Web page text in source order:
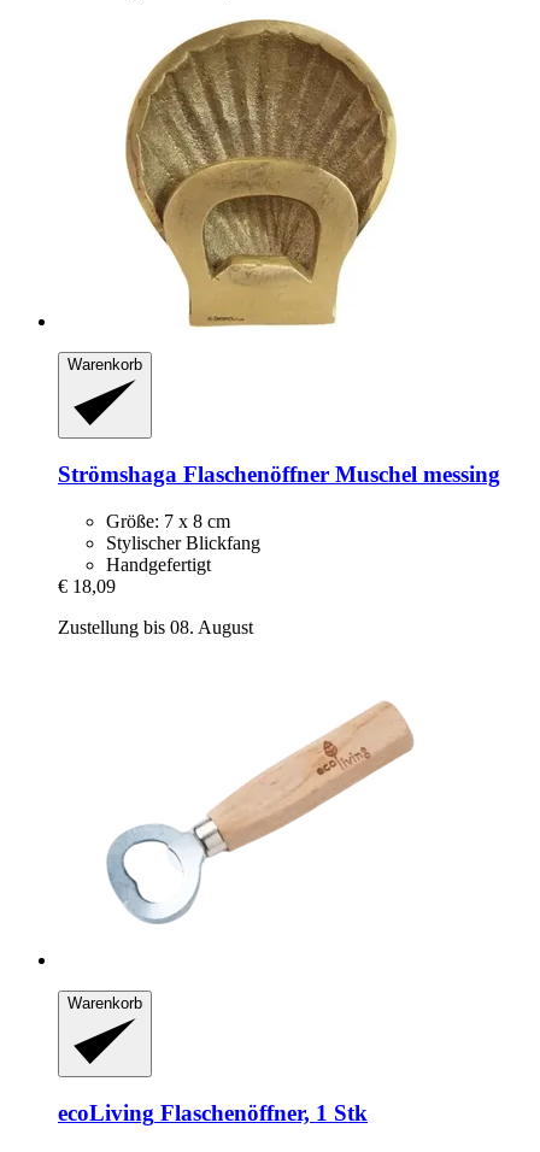
Warenkorb
Strömshaga Flaschenöffner Muschel messing
Größe: 7 x 8 cm
Stylischer Blickfang
Handgefertigt
€ 18,09
Zustellung bis 08. August
Warenkorb
ecoLiving Flaschenöffner, 1 Stk